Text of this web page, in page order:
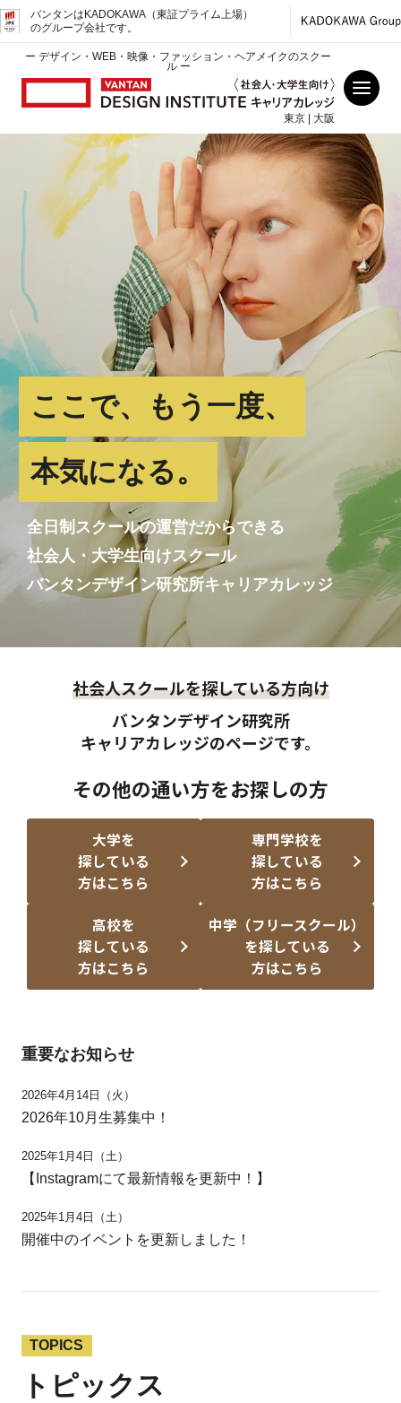
バンタンはKADOKAWA（東証プライム上場）
のグループ会社です。
ー デザイン・WEB・映像・ファッション・ヘアメイクのスクー
ル ー
東京 | 大阪
ここで、もう一度、
本気になる。
全日制スクールの運営だからできる
社会人・大学生向けスクール
バンタンデザイン研究所キャリアカレッジ
社会人スクールを探している方向け
バンタンデザイン研究所
キャリアカレッジのページです。
その他の通い方をお探しの方
大学を
探している
方はこちら
専門学校を
探している
方はこちら
高校を
探している
方はこちら
中学（フリースクール）
を探している
方はこちら
重要なお知らせ
2026年4月14日（火）
2026年10月生募集中！
2025年1月4日（土）
【Instagramにて最新情報を更新中！】
2025年1月4日（土）
開催中のイベントを更新しました！
TOPICS
トピックス